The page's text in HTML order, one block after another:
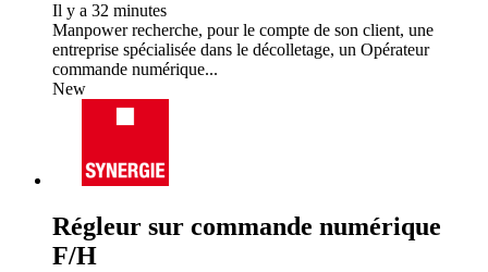
Il y a 32 minutes
Manpower recherche, pour le compte de son client, une
entreprise spécialisée dans le décolletage, un Opérateur
commande numérique...
New
Régleur sur commande numérique
F/H